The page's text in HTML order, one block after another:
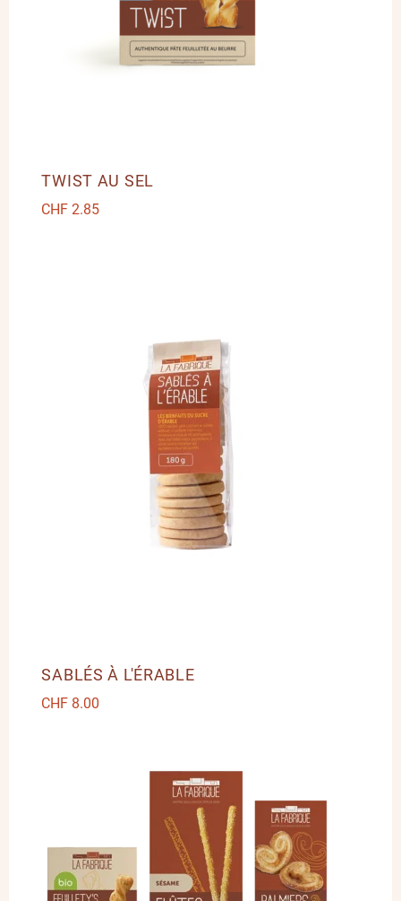
TWIST AU SEL
CHF 2.85
SABLÉS À L'ÉRABLE
CHF 8.00